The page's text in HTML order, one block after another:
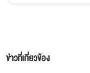
ข่าวที่เกี่ยวข้อง